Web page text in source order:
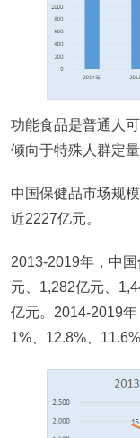
功能食品是普通人
倾向于特殊人群定
中国保健品市场规
近2227亿元。
2013-2019年，中
元、1,282亿元、
亿元。2014-2019
1%、12.8%、